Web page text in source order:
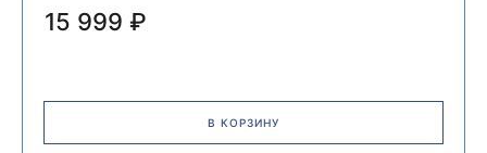
15 999 ₽
В КОРЗИНУ